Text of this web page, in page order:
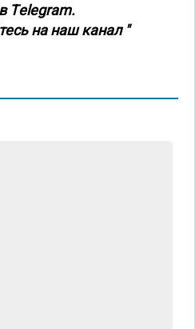
Тelegram.
на наш канал "